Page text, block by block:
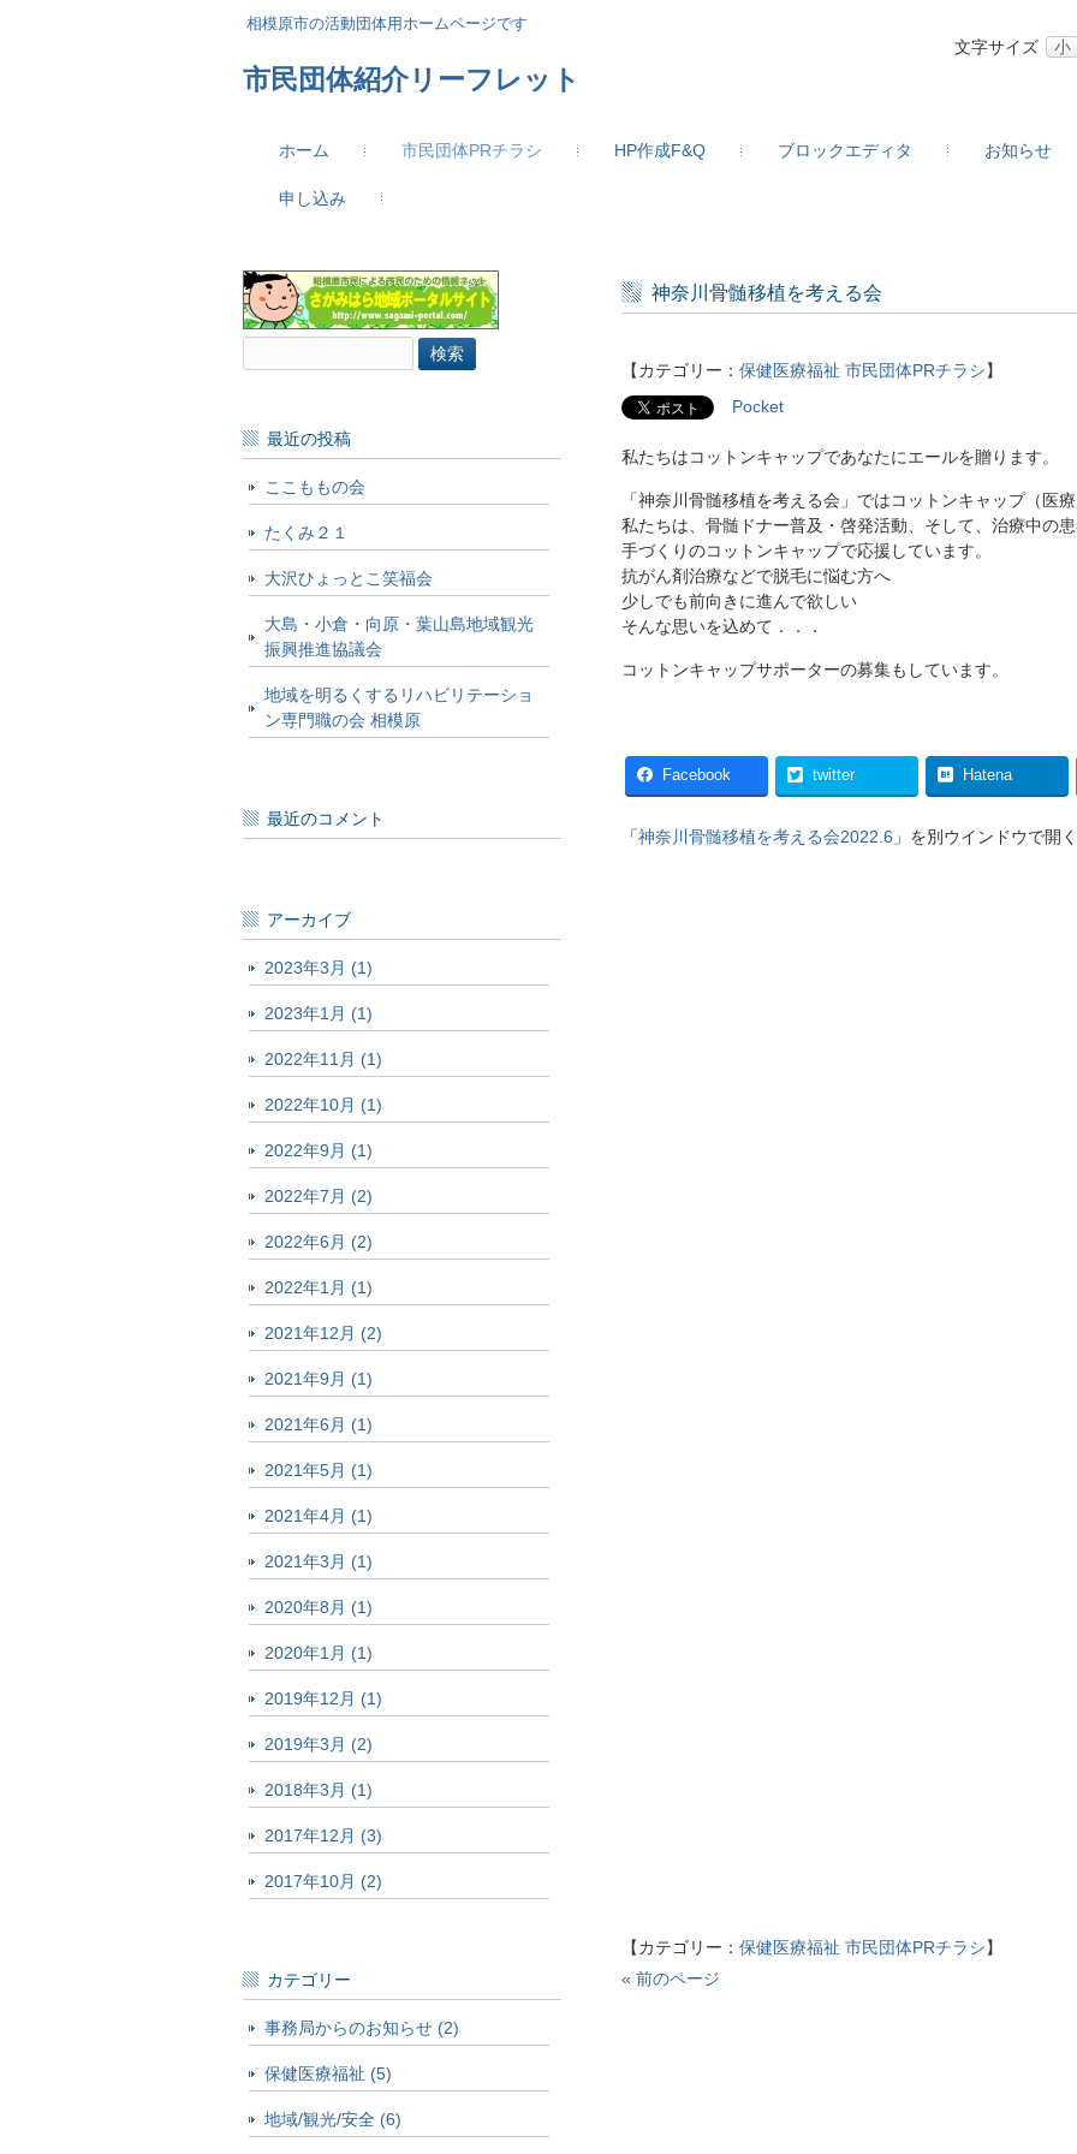
相模原市の活動団体用ホームページです
市民団体紹介リーフレット
文字サイズ 小
ホーム 市民団体PRチラシ HP作成F&Q ブロックエディタ お知らせ
申し込み
神奈川骨髄移植を考える会
【カテゴリー： 保健医療福祉 市民団体PRチラシ】
Pocket
私たちはコットンキャップであなたにエールを贈ります。
「神奈川骨髄移植を考える会」ではコットンキャップ（医
私たちは、骨髄ドナー普及・啓発活動、そして、治療中の
手づくりのコットンキャップで応援しています。
抗がん剤治療などで脱毛に悩む方へ
少しでも前向きに進んで欲しい
そんな思いを込めて．．．
コットンキャップサポーターの募集もしています。
Facebook twitter Hatena
「神奈川骨髄移植を考える会2022.6 」を別ウインドウで開く
【カテゴリー： 保健医療福祉 市民団体PRチラシ】
« 前のページ
索:
最近の投稿
ここももの会
たくみ２１
大沢ひょっとこ笑福会
大島・小倉・向原・葉山島地域観光
振興推進協議会
地域を明るくするリハビリテーショ
ン専門職の会 相模原
最近のコメント
アーカイブ
2023年3月 (1)
2023年1月 (1)
2022年11月 (1)
2022年10月 (1)
2022年9月 (1)
2022年7月 (2)
2022年6月 (2)
2022年1月 (1)
2021年12月 (2)
2021年9月 (1)
2021年6月 (1)
2021年5月 (1)
2021年4月 (1)
2021年3月 (1)
2020年8月 (1)
2020年1月 (1)
2019年12月 (1)
2019年3月 (2)
2018年3月 (1)
2017年12月 (3)
2017年10月 (2)
カテゴリー
事務局からのお知らせ (2)
保健医療福祉 (5)
地域/観光/安全 (6)